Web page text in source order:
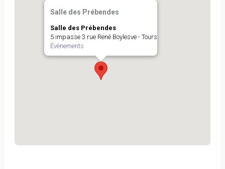
Salle des Prébendes
Salle des Prébendes
5 impasse 3 rue René Boylesve - Tours
Évènements